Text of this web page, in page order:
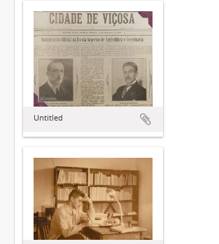
Untitled